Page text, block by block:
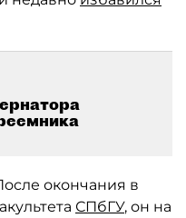
окончания в
СПбГУ, он на